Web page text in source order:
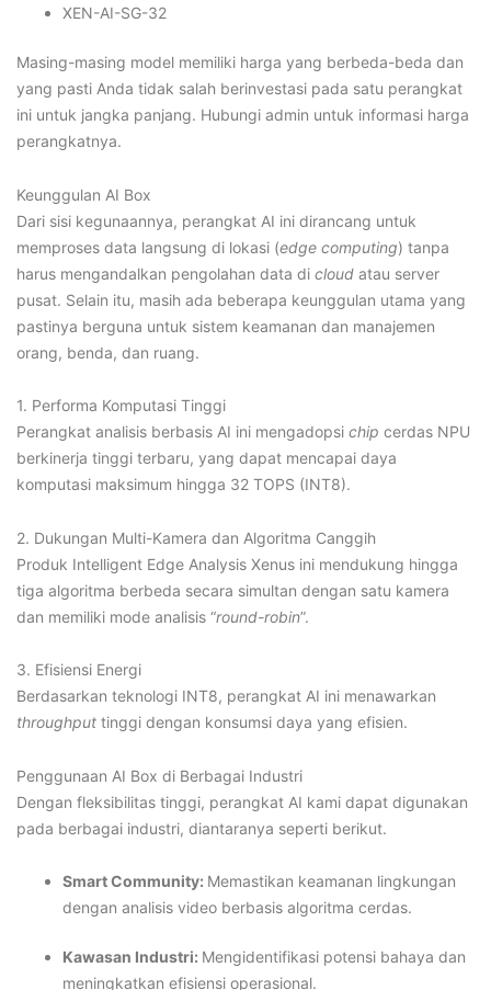
XEN-AI-SG-32
Masing-masing model memiliki harga yang berbeda-beda dan
yang pasti Anda tidak salah berinvestasi pada satu perangkat
ini untuk jangka panjang. Hubungi admin untuk informasi harga
perangkatnya.
Keunggulan AI Box
Dari sisi kegunaannya, perangkat AI ini dirancang untuk
memproses data langsung di lokasi (edge computing) tanpa
harus mengandalkan pengolahan data di cloud atau server
pusat. Selain itu, masih ada beberapa keunggulan utama yang
pastinya berguna untuk sistem keamanan dan manajemen
orang, benda, dan ruang.
1. Performa Komputasi Tinggi
Perangkat analisis berbasis AI ini mengadopsi chip cerdas NPU
berkinerja tinggi terbaru, yang dapat mencapai daya
komputasi maksimum hingga 32 TOPS (INT8).
2. Dukungan Multi-Kamera dan Algoritma Canggih
Produk Intelligent Edge Analysis Xenus ini mendukung hingga
tiga algoritma berbeda secara simultan dengan satu kamera
dan memiliki mode analisis “round-robin”.
3. Efisiensi Energi
Berdasarkan teknologi INT8, perangkat AI ini menawarkan
throughput tinggi dengan konsumsi daya yang efisien.
Penggunaan AI Box di Berbagai Industri
Dengan fleksibilitas tinggi, perangkat AI kami dapat digunakan
pada berbagai industri, diantaranya seperti berikut.
Smart Community: Memastikan keamanan lingkungan
dengan analisis video berbasis algoritma cerdas.
Kawasan Industri: Mengidentifikasi potensi bahaya dan
meningkatkan efisiensi operasional.